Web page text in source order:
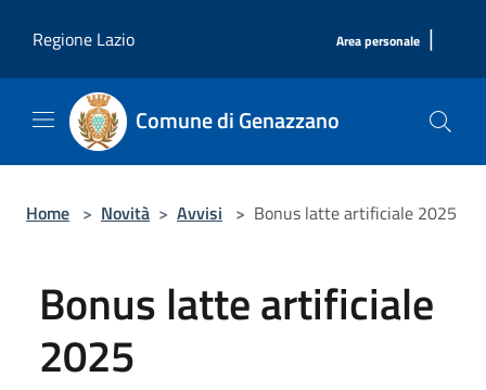
Regione Lazio
Area personale |
Comune di Genazzano
Home > Novità > Avvisi > Bonus latte artificiale 2025
Bonus latte artificiale
2025